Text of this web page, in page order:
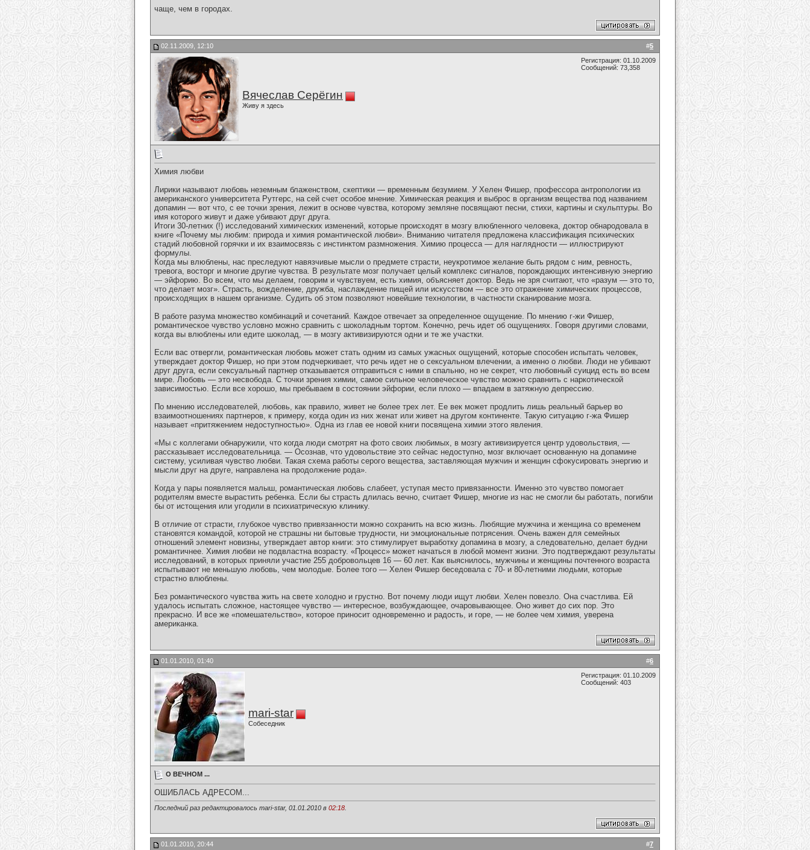
чаще, чем в городах.
#5
02.11.2009, 12:10
Вячеслав Серёгин
Живу я здесь
Регистрация: 01.10.2009
Сообщений: 73,358
Химия любви
Лирики называют любовь неземным блаженством, скептики — временным безумием. У Хелен Фишер, профессора антропологии из
американского университета Рутгерс, на сей счет особое мнение. Химическая реакция и выброс в организм вещества под названием
допамин — вот что, с ее точки зрения, лежит в основе чувства, которому земляне посвящают песни, стихи, картины и скульптуры. Во
имя которого живут и даже убивают друг друга.
Итоги 30-летних (!) исследований химических изменений, которые происходят в мозгу влюбленного человека, доктор обнародовала в
книге «Почему мы любим: природа и химия романтической любви». Вниманию читателя предложена классификация психических
стадий любовной горячки и их взаимосвязь с инстинктом размножения. Химию процесса — для наглядности — иллюстрируют
формулы.
Когда мы влюблены, нас преследуют навязчивые мысли о предмете страсти, неукротимое желание быть рядом с ним, ревность,
тревога, восторг и многие другие чувства. В результате мозг получает целый комплекс сигналов, порождающих интенсивную энергию
— эйфорию. Во всем, что мы делаем, говорим и чувствуем, есть химия, объясняет доктор. Ведь не зря считают, что «разум — это то,
что делает мозг». Страсть, вожделение, дружба, наслаждение пищей или искусством — все это отражение химических процессов,
происходящих в нашем организме. Судить об этом позволяют новейшие технологии, в частности сканирование мозга.
В работе разума множество комбинаций и сочетаний. Каждое отвечает за определенное ощущение. По мнению г-жи Фишер,
романтическое чувство условно можно сравнить с шоколадным тортом. Конечно, речь идет об ощущениях. Говоря другими словами,
когда вы влюблены или едите шоколад, — в мозгу активизируются одни и те же участки.
Если вас отвергли, романтическая любовь может стать одним из самых ужасных ощущений, которые способен испытать человек,
утверждает доктор Фишер, но при этом подчеркивает, что речь идет не о сексуальном влечении, а именно о любви. Люди не убивают
друг друга, если сексуальный партнер отказывается отправиться с ними в спальню, но не секрет, что любовный суицид есть во всем
мире. Любовь — это несвобода. С точки зрения химии, самое сильное человеческое чувство можно сравнить с наркотической
зависимостью. Если все хорошо, мы пребываем в состоянии эйфории, если плохо — впадаем в затяжную депрессию.
По мнению исследователей, любовь, как правило, живет не более трех лет. Ее век может продлить лишь реальный барьер во
взаимоотношениях партнеров, к примеру, когда один из них женат или живет на другом континенте. Такую ситуацию г-жа Фишер
называет «притяжением недоступностью». Одна из глав ее новой книги посвящена химии этого явления.
«Мы с коллегами обнаружили, что когда люди смотрят на фото своих любимых, в мозгу активизируется центр удовольствия, —
рассказывает исследовательница. — Осознав, что удовольствие это сейчас недоступно, мозг включает основанную на допамине
систему, усиливая чувство любви. Такая схема работы серого вещества, заставляющая мужчин и женщин сфокусировать энергию и
мысли друг на друге, направлена на продолжение рода».
Когда у пары появляется малыш, романтическая любовь слабеет, уступая место привязанности. Именно это чувство помогает
родителям вместе вырастить ребенка. Если бы страсть длилась вечно, считает Фишер, многие из нас не смогли бы работать, погибли
бы от истощения или угодили в психиатрическую клинику.
В отличие от страсти, глубокое чувство привязанности можно сохранить на всю жизнь. Любящие мужчина и женщина со временем
становятся командой, которой не страшны ни бытовые трудности, ни эмоциональные потрясения. Очень важен для семейных
отношений элемент новизны, утверждает автор книги: это стимулирует выработку допамина в мозгу, а следовательно, делает будни
романтичнее. Химия любви не подвластна возрасту. «Процесс» может начаться в любой момент жизни. Это подтверждают результаты
исследований, в которых приняли участие 255 добровольцев 16 — 60 лет. Как выяснилось, мужчины и женщины почтенного возраста
испытывают не меньшую любовь, чем молодые. Более того — Хелен Фишер беседовала с 70- и 80-летними людьми, которые
страстно влюблены.
Без романтического чувства жить на свете холодно и грустно. Вот почему люди ищут любви. Хелен повезло. Она счастлива. Ей
удалось испытать сложное, настоящее чувство — интересное, возбуждающее, очаровывающее. Оно живет до сих пор. Это
прекрасно. И все же «помешательство», которое приносит одновременно и радость, и горе, — не более чем химия, уверена
американка.
#6
01.01.2010, 01:40
mari-star
Собеседник
Регистрация: 01.10.2009
Сообщений: 403
О ВЕЧНОМ ...
ОШИБЛАСЬ АДРЕСОМ...
Последний раз редактировалось mari-star, 01.01.2010 в 02:18
#7
01.01.2010, 20:44